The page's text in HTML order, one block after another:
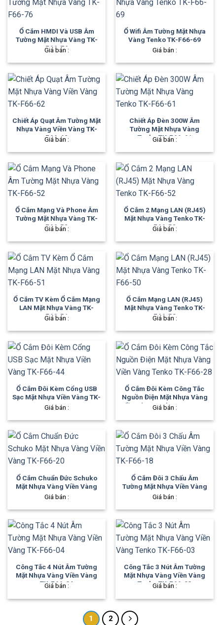
Ổ Cắm HMDI Và USB Âm
Tường Mặt Nhựa Vàng TK-
F66-76
Giá bán :
Ổ Wifi Âm Tường Mặt Nhựa
Vàng Tenko TK-F66-69
Giá bán :
Chiết Áp Quạt Âm Tường Mặt
Nhựa Vàng Viền Vàng TK-
F66-62
Giá bán :
Chiết Áp Đèn 300W Âm
Tường Mặt Nhựa Vàng
Tenko TK-F66-61
Giá bán :
Ổ Cắm Mạng Và Phone Âm
Tường Mặt Nhựa Vàng TK-
F66-52
Giá bán :
Ổ Cắm 2 Mạng LAN (RJ45)
Mặt Nhựa Vàng Tenko TK-
F66-52
Giá bán :
Ổ Cắm TV Kèm Ổ Cắm Mạng
LAN Mặt Nhựa Vàng TK-
F66-51
Giá bán :
Ổ Cắm Mạng LAN (RJ45)
Mặt Nhựa Vàng Tenko TK-
F66-50
Giá bán :
Ổ Cắm Đôi Kèm Cổng USB
Sạc Mặt Nhựa Viền Vàng TK-
F66-44
Giá bán :
Ổ Cắm Đôi Kèm Công Tắc
Nguồn Điện Mặt Nhựa Vàng
Viền Vàng Tenko TK-F66-28
Giá bán :
Ổ Cắm Chuẩn Đức Schuko
Mặt Nhựa Vàng Viền Vàng
TK-F66-20
Giá bán :
Ổ Cắm Đôi 3 Chấu Âm
Tường Mặt Nhựa Viền Vàng
TK-F66-18
Giá bán :
Công Tắc 4 Nút Âm Tường
Mặt Nhựa Vàng Viền Vàng
TK-F66-04
Giá bán :
Công Tắc 3 Nút Âm Tường
Mặt Nhựa Vàng Viền Vàng
Tenko TK-F66-03
Giá bán :
1 2